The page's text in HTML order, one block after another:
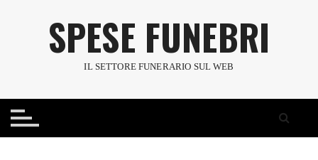
a
SPESE FUNEBRI
IL SETTORE FUNERARIO SUL WEB